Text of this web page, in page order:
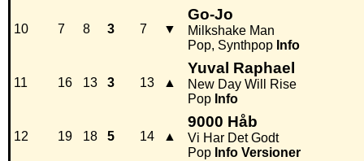
10 7 8 3 7 ▼
Go-Jo
Milkshake Man
Pop, Synthpop Info
11 16 13 3 13 ▲
Yuval Raphael
New Day Will Rise
Pop Info
12 19 18 5 14 ▲
9000 Håb
Vi Har Det Godt
Pop Info Versioner